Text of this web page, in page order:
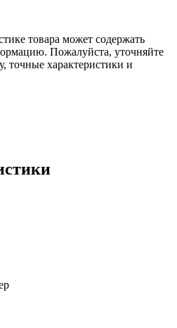
товара может содержать
Пожалуйста, уточняйте
точные характеристики и